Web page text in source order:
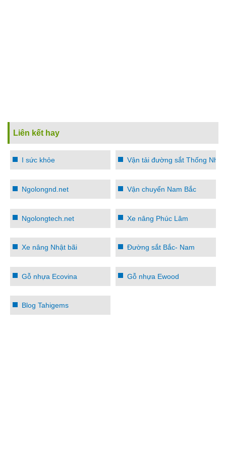
Liên kết hay
I sức khỏe Vận tải đường sắt Thống Nhất
Ngolongnd.net Vận chuyển Nam Bắc
Ngolongtech.net Xe nâng Phúc Lâm
Xe nâng Nhật bãi Đường sắt Bắc- Nam
Gỗ nhựa Ecovina Gỗ nhựa Ewood
Blog Tahigems